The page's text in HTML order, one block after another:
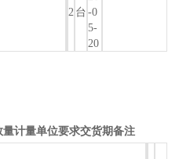
2 台 -0
5-
20
量计量单位要求交货期备注